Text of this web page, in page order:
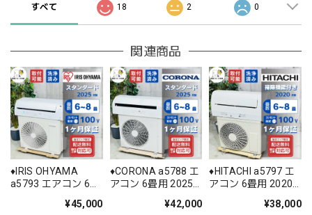
すべて 18 2 0
関連商品
♦️IRIS OHYAMA
a5793 エアコン 6畳
¥45,000
♦️CORONA a5788 エ
アコン 6畳用 2025
¥42,000
♦️HITACHI a5797 エ
アコン 6畳用 2020
¥38,000